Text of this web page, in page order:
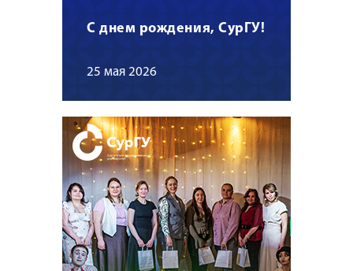
С днем рождения, СурГУ!
25 мая 2026